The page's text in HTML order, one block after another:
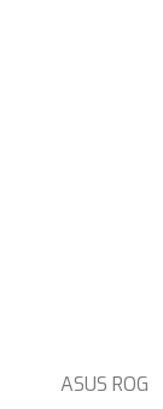
ASUS ROG